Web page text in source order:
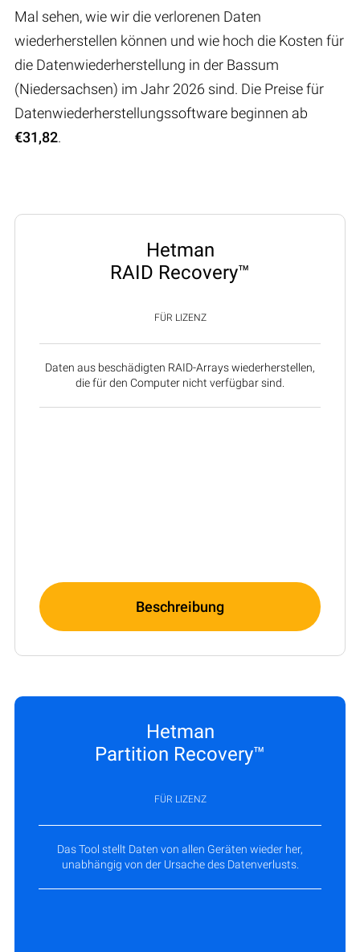
Mal sehen, wie wir die verlorenen Daten
wiederherstellen können und wie hoch die Kosten für
die Datenwiederherstellung in der Bassum
(Niedersachsen) im Jahr 2026 sind. Die Preise für
Datenwiederherstellungssoftware beginnen ab
€31,82.
Hetman
RAID Recovery™
FÜR LIZENZ
Daten aus beschädigten RAID-Arrays wiederherstellen,
die für den Computer nicht verfügbar sind.
Beschreibung
Hetman
Partition Recovery™
FÜR LIZENZ
Das Tool stellt Daten von allen Geräten wieder her,
unabhängig von der Ursache des Datenverlusts.